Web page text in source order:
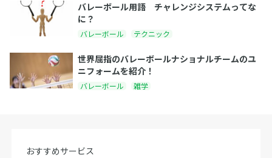
バレーボール用語 チャレンジシステムってな
に？
バレーボール テクニック
世界屈指のバレーボールナショナルチームのユ
ニフォームを紹介！
バレーボール 雑学
おすすめサービス